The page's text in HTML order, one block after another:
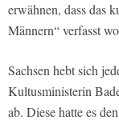
erwähnen, dass das
Männern“ verfasst
Sachsen hebt sich
Kultusministerin
ab. Diese hatte es